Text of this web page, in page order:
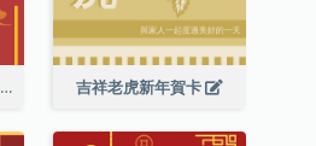
農曆新年賀卡附龍紋裝飾 吉祥老虎新年賀卡